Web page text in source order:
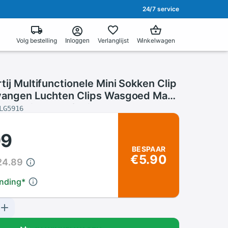
24/7 service
Volg bestelling Inloggen Verlanglijst Winkelwagen
Multifunctionele Mini Sokken Clip
Luchten Clips Wasgoed Map
Wind Proof Clip
*
BESPAAR
€5.90